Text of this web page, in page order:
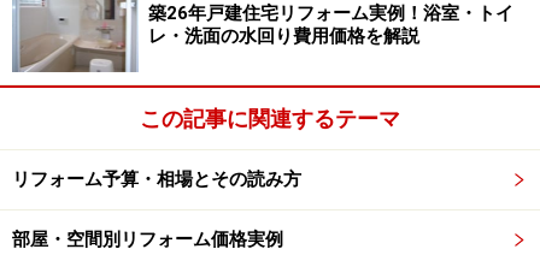
（トイレ床面積0.5坪前後を想定）が必要になります。
トイレ室内の小さな手洗い器でオシャレに
築26年戸建住宅リフォーム実例！浴室・トイ
レ・洗面の水回り費用価格を解説
この記事に関連するテーマ
リフォーム予算・相場とその読み方
部屋・空間別リフォーム価格実例